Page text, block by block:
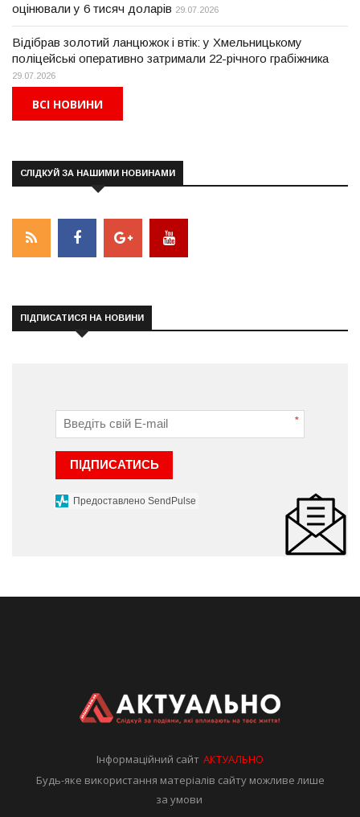
оцінювали у 6 тисяч доларів 29.07.2026
Відібрав золотий ланцюжок і втік: у Хмельницькому
поліцейські оперативно затримали 22-річного грабіжника
29.07.2026
ВСІ НОВИНИ
СЛІДКУЙ ЗА НАШИМИ НОВИНАМИ
ПІДПИСАТИСЯ НА НОВИНИ
*
ПІДПИСАТИСЬ
Предоставлено SendPulse
Інформаційний сайтАКТУАЛЬНО
Будь-яке використання матеріалів сайту можливе лише
за умови